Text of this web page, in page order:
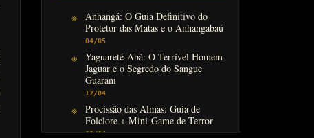
Anhangá: O Guia Definitivo do
Protetor das Matas e o Anhangabaú
04/05
Yaguareté-Abá: O Terrível Homem-
Jaguar e o Segredo do Sangue
Guarani
17/04
Procissão das Almas: Guia de
Folclore + Mini-Game de Terror
08/04